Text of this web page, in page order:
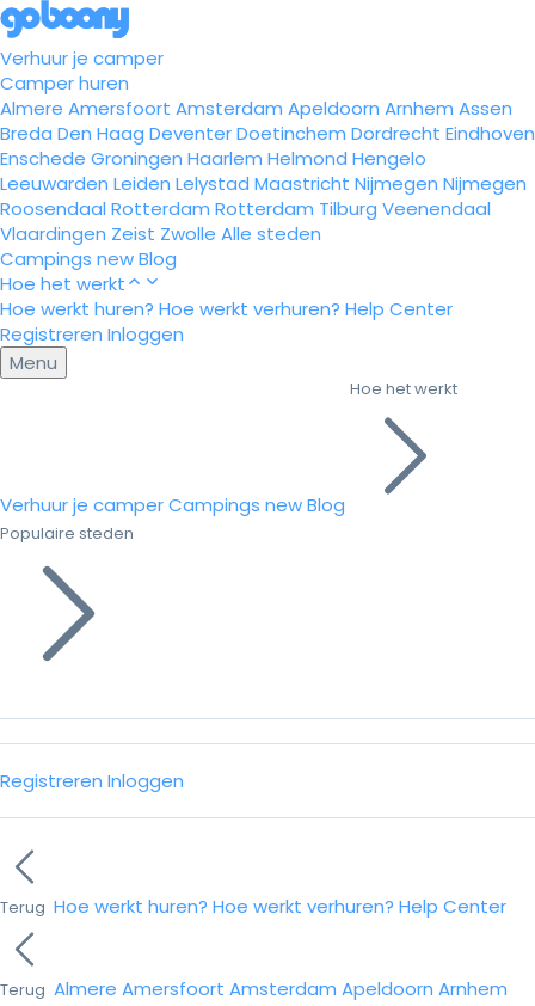
Verhuur je camper
Camper huren
Almere Amersfoort Amsterdam Apeldoorn Arnhem Assen
Breda Den Haag DeventerDoetinchem Dordrecht Eindhoven
Enschede Groningen Haarlem Helmond Hengelo
Leeuwarden Leiden Lelystad Maastricht Nijmegen Nijmegen
Roosendaal Rotterdam Rotterdam Tilburg Veenendaal
Vlaardingen Zeist Zwolle Alle steden
Campings newBlog
Hoe het werkt
Hoe werkt huren? Hoe werkt verhuren? Help Center
Registreren Inloggen
Menu
Verhuur je camperCampings newBlog
Hoe het werkt
Populaire steden
Registreren Inloggen
Terug Hoe werkt huren? Hoe werkt verhuren? Help Center
Terug Almere Amersfoort Amsterdam Apeldoorn Arnhem